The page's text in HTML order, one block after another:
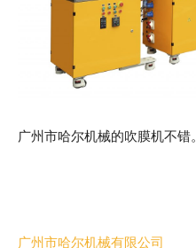
广州市哈尔机械的吹膜机不错。
广州市哈尔机械有限公司